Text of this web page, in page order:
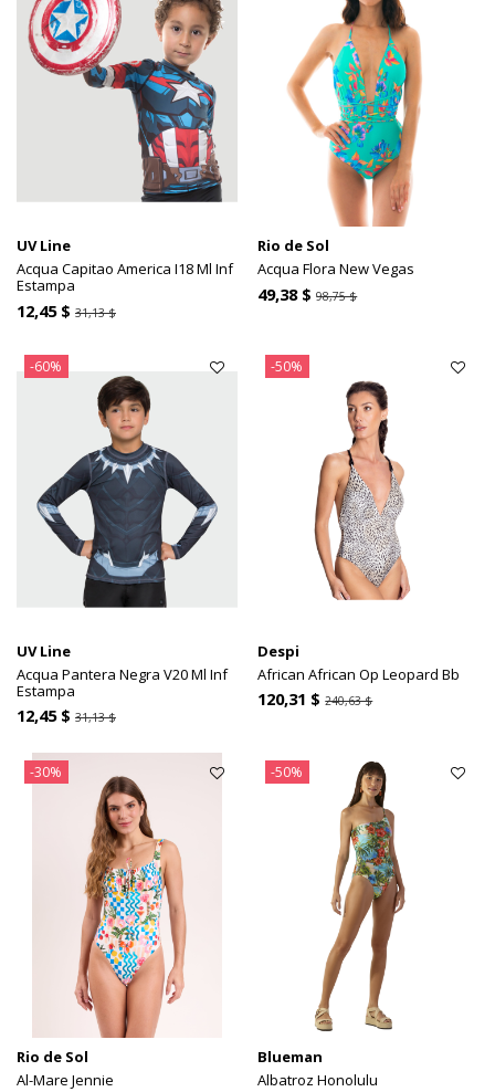
UV Line
Acqua Capitao America I18 Ml Inf
Estampa
12,45 $ 31,13 $
Rio de Sol
Acqua Flora New Vegas
49,38 $98,75 $
-60%
UV Line
Acqua Pantera Negra V20 Ml Inf
Estampa
12,45 $ 31,13 $
-50%
Despi
African African Op Leopard Bb
120,31 $240,63 $
-30%
Rio de Sol
Al-Mare Jennie
-50%
Blueman
Albatroz Honolulu